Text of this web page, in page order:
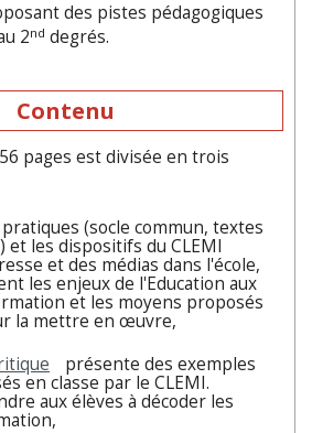
des pistes pédagogiques
2nd degrés.
Contenu
pages est divisée en trois
(socle commun, textes
et les dispositifs du CLEMI
et des médias dans l'école,
les enjeux de l'Education aux
et les moyens proposés
la mettre en œuvre,
présente des exemples
en classe par le CLEMI.
aux élèves à décoder les